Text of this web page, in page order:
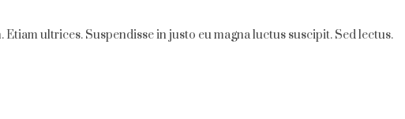
ultrices. Suspendisse in justo eu magna luctus suscipit. Sed lectus.